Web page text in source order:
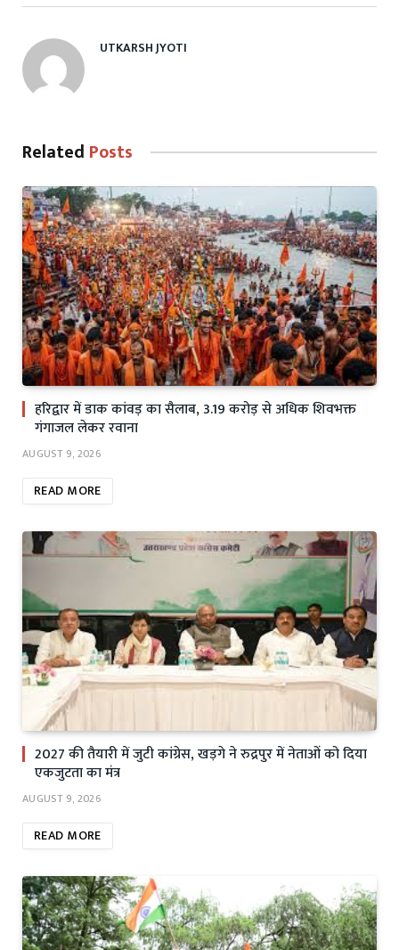
UTKARSH JYOTI
Related Posts
हरिद्वार में डाक कांवड़ का सैलाब, 3.19 करोड़ से अधिक शिवभक्त
गंगाजल लेकर रवाना
AUGUST 9, 2026
READ MORE
2027 की तैयारी में जुटी कांग्रेस, खड़गे ने रुद्रपुर में नेताओं को दिया
एकजुटता का मंत्र
AUGUST 9, 2026
READ MORE